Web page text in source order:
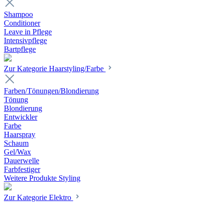
Shampoo
Conditioner
Leave in Pflege
Intensivpflege
Bartpflege
Zur Kategorie Haarstyling/Farbe
Farben/Tönungen/Blondierung
Tönung
Blondierung
Entwickler
Farbe
Haarspray
Schaum
Gel/Wax
Dauerwelle
Farbfestiger
Weitere Produkte Styling
Zur Kategorie Elektro